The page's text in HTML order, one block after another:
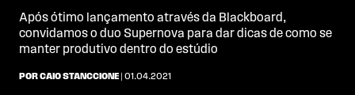
Após ótimo lançamento através da Blackboard,
convidamos o duo Supernova para dar dicas de como se
manter produtivo dentro do estúdio
POR CAIO STANCCIONE | 01.04.2021